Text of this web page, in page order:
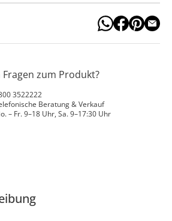
Fragen zum Produkt?
3522222
Beratung & Verkauf
– Fr. 9–18 Uhr, Sa. 9–17:30 Uhr